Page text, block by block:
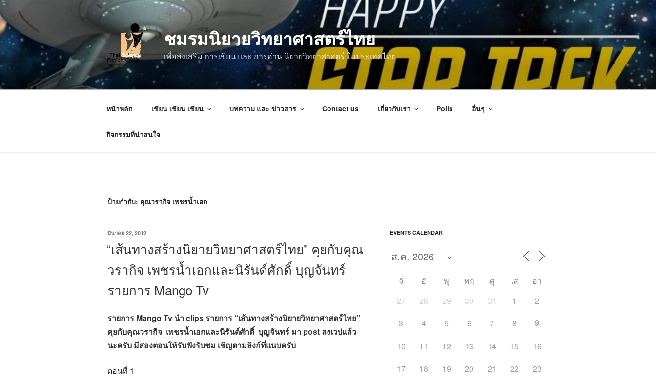
ข้าม
ไป
ยัง
บทความ
ชมรมนิยายวิทยาศาสตร์ไทย
เพื่อส่งเสริม การเขียน และ การอ่าน นิยายวิทยาศาสตร์ ในประเทศไทย
หน้าหลัก เขียน เขียน เขียน บทความ และ ข่าวสาร Contact us เกี่ยวกับเรา Polls อื่นๆ
กิจกรรมที่น่าสนใจ
ป้ายกำกับ: คุณวรากิจ เพชรน้ำเอก
เขียน
ที่
มีนาคม 22, 2012
“เส้นทางสร้างนิยายวิทยาศาสตร์ไทย” คุยกับคุณ
วรากิจ เพชรน้ำเอกและนิรันด์ศักดิ์ บุญจันทร์
รายการ Mango Tv
รายการ Mango Tv นำ clips รายการ “เส้นทางสร้างนิยายวิทยาศาสตร์ไทย”
คุยกับคุณวรากิจ เพชรน้ำเอกและนิรันด์ศักดิ์ บุญจันทร์ มา post ลงเวปแล้ว
นะครับ มีสองตอนให้รับฟังรับชม เชิญตามลิงก์ที่แนบครับ
ตอนที่ 1
EVENTS CALENDAR
จั อั พุ พฤ ศุ เส
อา
27
28 29 30 31 1 2
3 4 5 6 7 8 9
10 11 12 13 14 15 16
17 18 19 20 21 22 23